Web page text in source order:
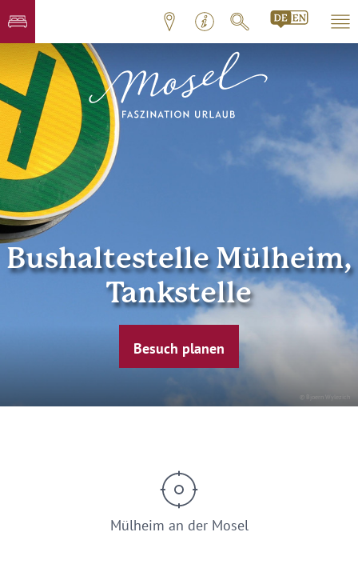
© Bjoern Wylezich
Bushaltestelle Mülheim,
Tankstelle
Besuch planen
Mülheim an der Mosel